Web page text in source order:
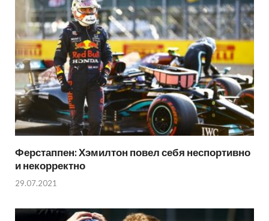
Ферстаппен: Хэмилтон повел себя неспортивно
и некорректно
29.07.2021